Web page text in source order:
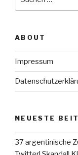
nach:
ABOUT
Impressum
NEUESTE
37 argentinische